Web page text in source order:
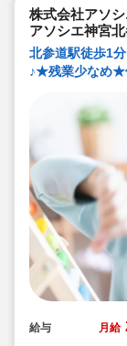
株式会社アソ
アソシエ神宮
北参道駅徒歩1
♪★残業少なめ★
給与 月給